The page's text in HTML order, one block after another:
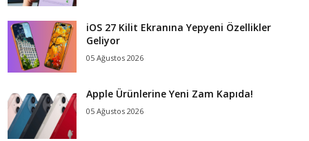
iOS 27 Kilit Ekranına Yepyeni Özellikler
Geliyor
05 Ağustos 2026
Apple Ürünlerine Yeni Zam Kapıda!
05 Ağustos 2026